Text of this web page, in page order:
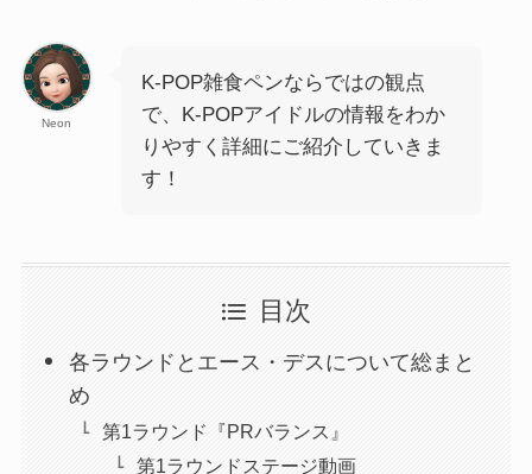
Neon
K-POP雑食ペンならではの観点
で、K-POPアイドルの情報をわか
りやすく詳細にご紹介していきま
す！
目次
各ラウンドとエース・デスについて総まと
め
第1ラウンド『PRバランス』
第1ラウンドステージ動画